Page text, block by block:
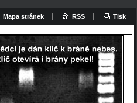
Hledat:
Mapa stránek RSS Tisk